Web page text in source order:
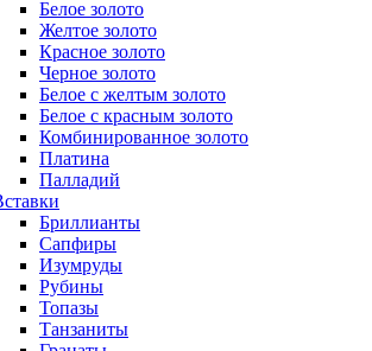
Белое золото
Желтое золото
Красное золото
Черное золото
Белое с желтым золото
Белое с красным золото
Комбинированное золото
Платина
Палладий
Бриллианты
Сапфиры
Изумруды
Рубины
Топазы
Танзаниты